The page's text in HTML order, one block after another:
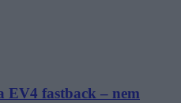
EV4 fastback – nem